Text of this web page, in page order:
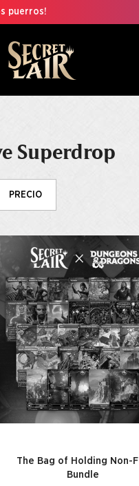
puerros!
Superdrop
PRECIO
The Bag of Holding Non-
Bundle